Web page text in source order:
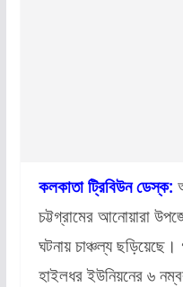
কলকাতা ট্রিবিউন ডেস্ক:
চট্টগ্রামের আনোয়ারা
ঘটনায় চাঞ্চল্য
হাইলধর ইউনিয়নের ৬